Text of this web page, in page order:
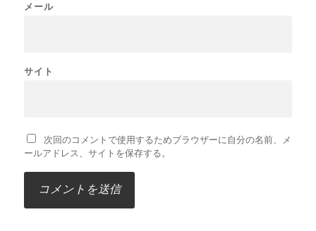
メール
サイト
次回のコメントで使用するためブラウザーに自分の名前、メ
ールアドレス、サイトを保存する。